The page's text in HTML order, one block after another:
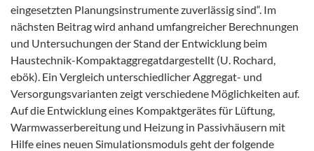
eingesetzten Planungsinstrumente zuverlässig sind“. Im
nächsten Beitrag wird anhand umfangreicher Berechnungen
und Untersuchungen der Stand der Entwicklung beim
Haustechnik-Kompaktaggregatdargestellt (U. Rochard,
ebök). Ein Vergleich unterschiedlicher Aggregat- und
Versorgungsvarianten zeigt verschiedene Möglichkeiten auf.
Auf die Entwicklung eines Kompaktgerätes für Lüftung,
Warmwasserbereitung und Heizung in Passivhäusern mit
Hilfe eines neuen Simulationsmoduls geht der folgende